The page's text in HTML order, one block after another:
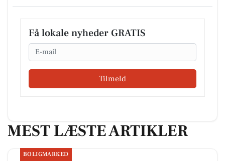
Få lokale nyheder GRATIS
Email
Tilmeld
MEST LÆSTE ARTIKLER
BOLIGMARKED